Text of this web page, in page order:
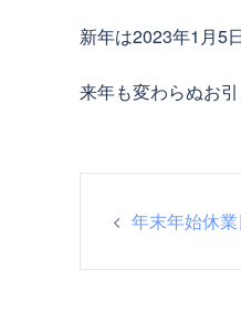
新年は2023年1月5
来年も変わらぬお
投
稿
年末年始休